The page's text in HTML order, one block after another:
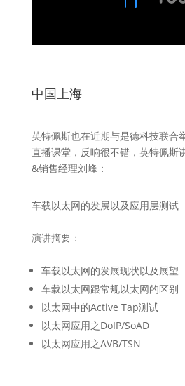
中国上海
英特佩斯也在近期与是德科技联合
直播课堂，反响很不错，英特佩斯
&销售经理刘峰：
车载以太网的发展以及应用层测试
演讲摘要：
车载以太网的发展现状以及展望
车载以太网跟常规以太网的区别
以太网中的Active Tap测试
以太网应用之DoIP/SoAD
以太网应用之AVB/TSN